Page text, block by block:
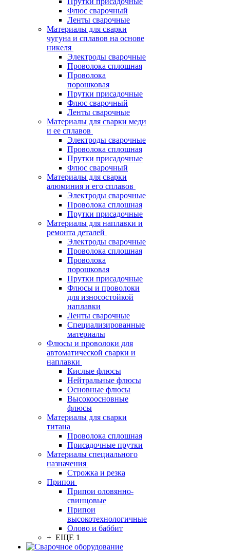
Флюс сварочный
Ленты сварочные
Материалы для сварки
чугуна и сплавов на основе
никеля
Электроды сварочные
Проволока сплошная
Проволока
порошковая
Прутки присадочные
Флюс сварочный
Ленты сварочные
Материалы для сварки меди
и ее сплавов
Электроды сварочные
Проволока сплошная
Прутки присадочные
Флюс сварочный
Материалы для сварки
алюминия и его сплавов
Электроды сварочные
Проволока сплошная
Прутки присадочные
Материалы для наплавки и
ремонта деталей
Электроды сварочные
Проволока сплошная
Проволока
порошковая
Прутки присадочные
Флюсы и проволоки
для износостойкой
наплавки
Ленты сварочные
Специализированные
материалы
Флюсы и проволоки для
автоматической сварки и
наплавки
Кислые флюсы
Нейтральные флюсы
Основные флюсы
Высокоосновные
флюсы
Материалы для сварки
титана
Проволока сплошная
Присадочные прутки
Материалы специального
назначения
Строжка и резка
Припои
Припои оловянно-
свинцовые
Припои
высокотехнологичные
Олово и баббит
+ ЕЩЕ 1